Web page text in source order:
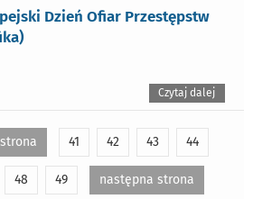
Dzień Ofiar Przestępstw
Czytaj dalej
41 42 43 44
48 49 następna strona